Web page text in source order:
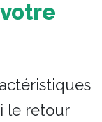
le retour